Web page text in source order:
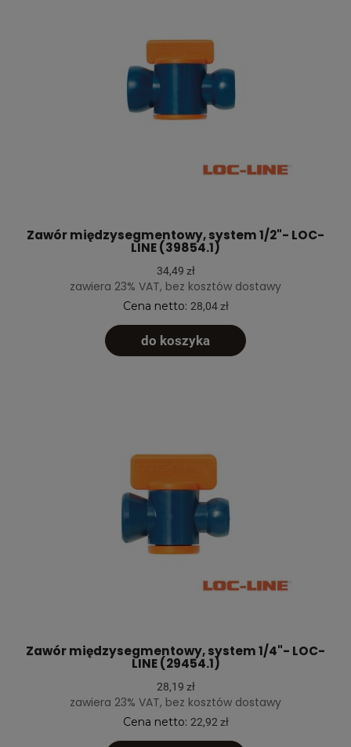
Zawór międzysegmentowy, system 1/2"- LOC-
LINE (39854.1)
34,49 zł
zawiera 23% VAT, bez kosztów dostawy
Cena netto: 28,04 zł
do koszyka
Zawór międzysegmentowy, system 1/4"- LOC-
LINE (29454.1)
28,19 zł
zawiera 23% VAT, bez kosztów dostawy
Cena netto: 22,92 zł